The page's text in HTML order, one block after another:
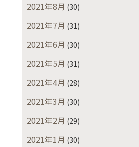
2021年8月 (30)
2021年7月 (31)
2021年6月 (30)
2021年5月 (31)
2021年4月 (28)
2021年3月 (30)
2021年2月 (29)
2021年1月 (30)